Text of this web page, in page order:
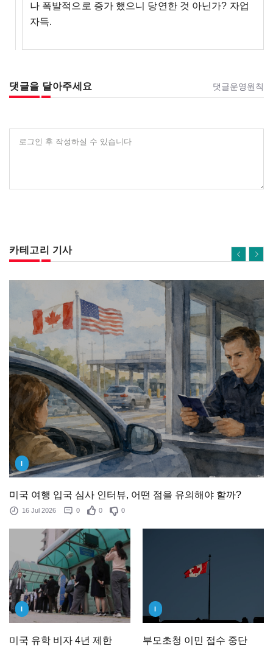
나 폭발적으로 증가 했으니 당연한 것 아닌가? 자업
자득.
댓글을 달아주세요 댓글운영원칙
로그인 후 작성하실 수 있습니다
카테고리 기사
미국 여행 입국 심사 인터뷰, 어떤 점을 유의해야 할까?
16 Jul 2026 0 0 0
I
미국 유학 비자 4년 제한
I
부모초청 이민 접수 중단